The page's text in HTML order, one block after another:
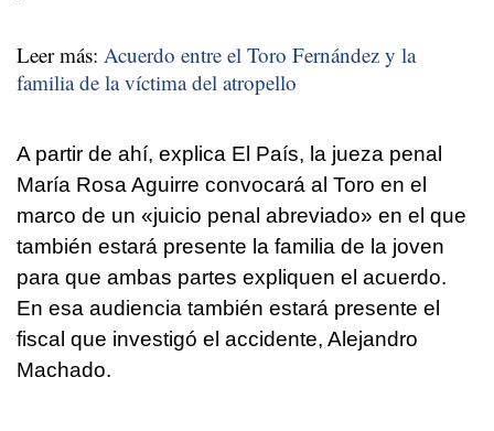
Leer más: Acuerdo entre el Toro Fernández y la
familia de la víctima del atropello
A partir de ahí, explica El País, la jueza penal
María Rosa Aguirre convocará al Toro en el
marco de un «juicio penal abreviado» en el que
también estará presente la familia de la joven
para que ambas partes expliquen el acuerdo.
En esa audiencia también estará presente el
fiscal que investigó el accidente, Alejandro
Machado.